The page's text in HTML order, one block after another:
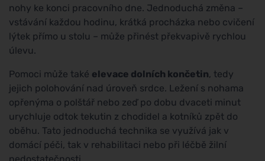
nohy ke konci pracovního dne. Jednoduchá změna –
vstávání každou hodinu, krátká procházka nebo cvičení
lýtek přímo u stolu – může přinést překvapivě rychlou
úlevu.
Pomoci může také elevace dolních končetin, tedy
jejich polohování nad úroveň srdce. Ležení s nohama
opřenýma o polštář nebo zeď po dobu dvaceti minut
urychluje odtok tekutin z chodidel a kotníků zpět do
oběhu. Tato jednoduchá technika se využívá jak v
domácí péči, tak v rehabilitaci nebo při léčbě žilní
nedostatečnosti.